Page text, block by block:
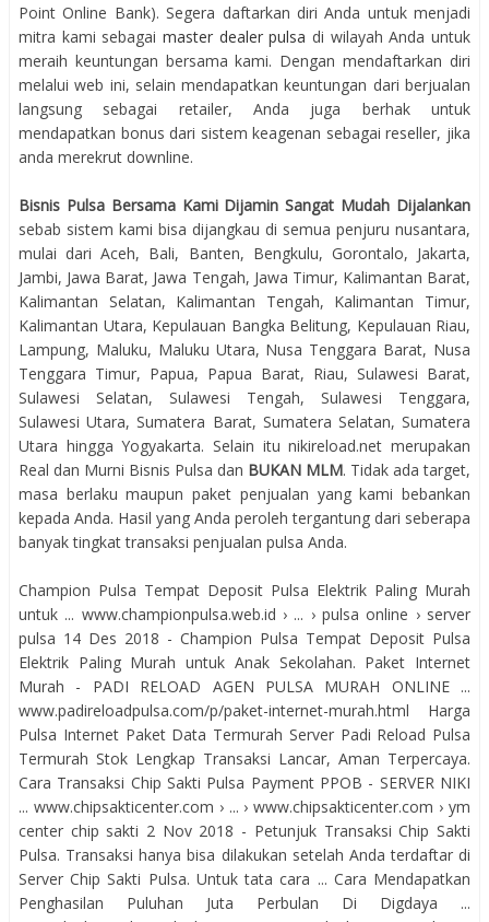
Point Online Bank). Segera daftarkan diri Anda untuk menjadi
mitra kami sebagai master dealer pulsa di wilayah Anda untuk
meraih keuntungan bersama kami. Dengan mendaftarkan diri
melalui web ini, selain mendapatkan keuntungan dari berjualan
langsung sebagai retailer, Anda juga berhak untuk
mendapatkan bonus dari sistem keagenan sebagai reseller, jika
anda merekrut downline.
Bisnis Pulsa Bersama Kami Dijamin Sangat Mudah Dijalankan
sebab sistem kami bisa dijangkau di semua penjuru nusantara,
mulai dari Aceh, Bali, Banten, Bengkulu, Gorontalo, Jakarta,
Jambi, Jawa Barat, Jawa Tengah, Jawa Timur, Kalimantan Barat,
Kalimantan Selatan, Kalimantan Tengah, Kalimantan Timur,
Kalimantan Utara, Kepulauan Bangka Belitung, Kepulauan Riau,
Lampung, Maluku, Maluku Utara, Nusa Tenggara Barat, Nusa
Tenggara Timur, Papua, Papua Barat, Riau, Sulawesi Barat,
Sulawesi Selatan, Sulawesi Tengah, Sulawesi Tenggara,
Sulawesi Utara, Sumatera Barat, Sumatera Selatan, Sumatera
Utara hingga Yogyakarta. Selain itu nikireload.net merupakan
Real dan Murni Bisnis Pulsa dan BUKAN MLM. Tidak ada target,
masa berlaku maupun paket penjualan yang kami bebankan
kepada Anda. Hasil yang Anda peroleh tergantung dari seberapa
banyak tingkat transaksi penjualan pulsa Anda.
Champion Pulsa Tempat Deposit Pulsa Elektrik Paling Murah
untuk ... www.championpulsa.web.id › ... › pulsa online › server
pulsa 14 Des 2018 - Champion Pulsa Tempat Deposit Pulsa
Elektrik Paling Murah untuk Anak Sekolahan. Paket Internet
Murah - PADI RELOAD AGEN PULSA MURAH ONLINE ...
www.padireloadpulsa.com/p/paket-internet-murah.html Harga
Pulsa Internet Paket Data Termurah Server Padi Reload Pulsa
Termurah Stok Lengkap Transaksi Lancar, Aman Terpercaya.
Cara Transaksi Chip Sakti Pulsa Payment PPOB - SERVER NIKI
... www.chipsakticenter.com › ... › www.chipsakticenter.com › ym
center chip sakti 2 Nov 2018 - Petunjuk Transaksi Chip Sakti
Pulsa. Transaksi hanya bisa dilakukan setelah Anda terdaftar di
Server Chip Sakti Pulsa. Untuk tata cara ... Cara Mendapatkan
Penghasilan Puluhan Juta Perbulan Di Digdaya ...